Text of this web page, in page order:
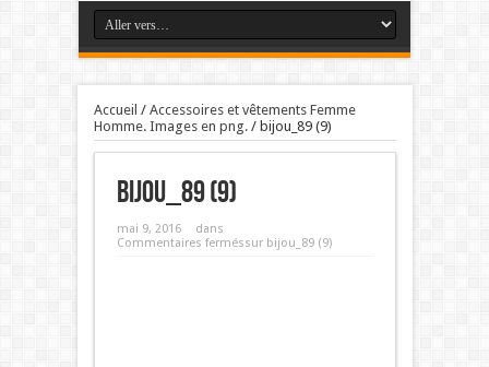
Accueil / Accessoires et vêtements Femme
Homme. Images en png./ bijou_89 (9)
bijou_89 (9)
mai 9, 2016
dans
Commentaires ferméssur bijou_89 (9)